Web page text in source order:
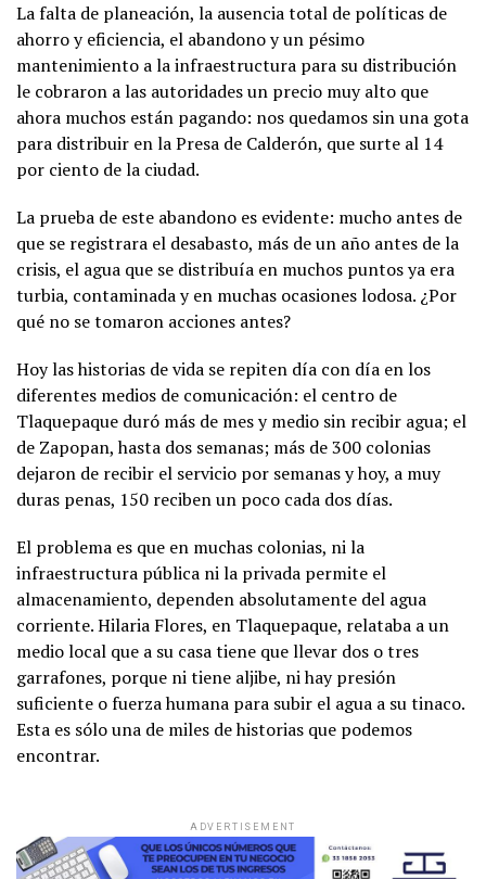
La falta de planeación, la ausencia total de políticas de
ahorro y eficiencia, el abandono y un pésimo
mantenimiento a la infraestructura para su distribución
le cobraron a las autoridades un precio muy alto que
ahora muchos están pagando: nos quedamos sin una gota
para distribuir en la Presa de Calderón, que surte al 14
por ciento de la ciudad.
La prueba de este abandono es evidente: mucho antes de
que se registrara el desabasto, más de un año antes de la
crisis, el agua que se distribuía en muchos puntos ya era
turbia, contaminada y en muchas ocasiones lodosa. ¿Por
qué no se tomaron acciones antes?
Hoy las historias de vida se repiten día con día en los
diferentes medios de comunicación: el centro de
Tlaquepaque duró más de mes y medio sin recibir agua; el
de Zapopan, hasta dos semanas; más de 300 colonias
dejaron de recibir el servicio por semanas y hoy, a muy
duras penas, 150 reciben un poco cada dos días.
El problema es que en muchas colonias, ni la
infraestructura pública ni la privada permite el
almacenamiento, dependen absolutamente del agua
corriente. Hilaria Flores, en Tlaquepaque, relataba a un
medio local que a su casa tiene que llevar dos o tres
garrafones, porque ni tiene aljibe, ni hay presión
suficiente o fuerza humana para subir el agua a su tinaco.
Esta es sólo una de miles de historias que podemos
encontrar.
ADVERTISEMENT